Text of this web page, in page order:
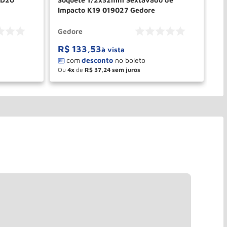
Impacto K19 019027 Gedore
Gedore
R$ 133,53à vista
Ou 4 de R$ 37 24
＋
－ COMPRAR